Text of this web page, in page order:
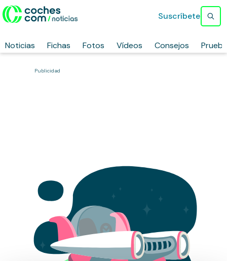
Noticias Fichas Fotos Vídeos Consejos
Suscríbete
Publicidad